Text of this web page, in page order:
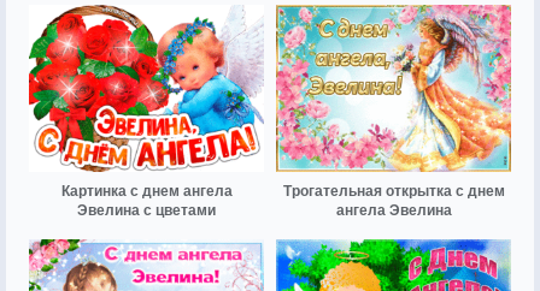
Картинка с днем ангела
Эвелина с цветами
Трогательная открытка с днем
ангела Эвелина